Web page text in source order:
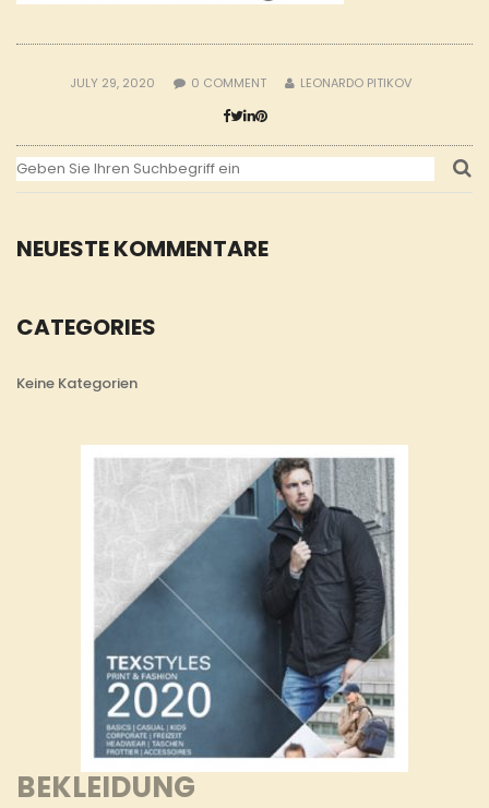
NEUESTE KOMMENTARE
CATEGORIES
Keine Kategorien
BEKLEIDUNG
JULY 29, 2020 0 COMMENT LEONARDO PITIKOV